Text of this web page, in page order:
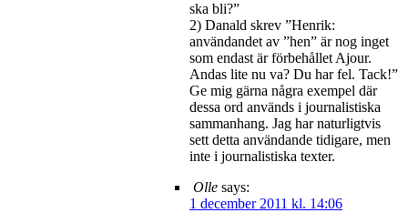
ska bli?”
2) Danald skrev ”Henrik:
användandet av ”hen” är nog inget
som endast är förbehållet Ajour.
Andas lite nu va? Du har fel. Tack!”
Ge mig gärna några exempel där
dessa ord används i journalistiska
sammanhang. Jag har naturligtvis
sett detta användande tidigare, men
inte i journalistiska texter.
Olle says:
1 december 2011 kl. 14:06